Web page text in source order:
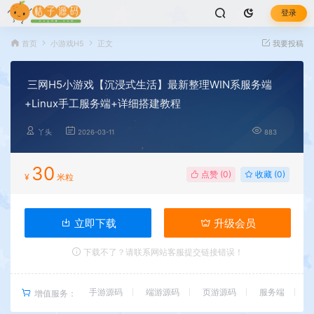
登录
首页 小游戏H5 正文 我要投稿
三网H5小游戏【沉浸式生活】最新整理WIN系服务端
+Linux手工服务端+详细搭建教程
丫头 2026-03-11 883
¥ 30 米粒 点赞 (0) 收藏 (0)
立即下载 升级会员
下载不了？请联系网站客服提交链接错误！
增值服务： 手游源码 端游源码 页游源码 服务端